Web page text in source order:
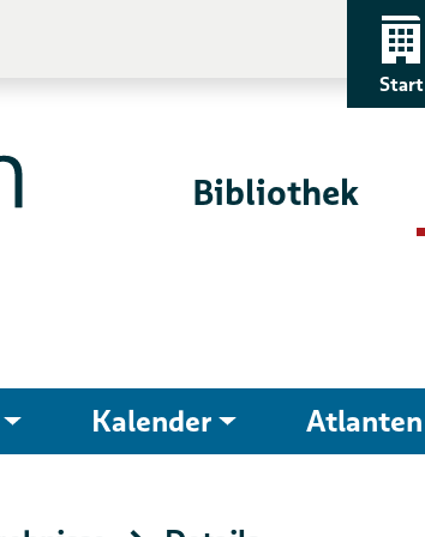
Start
Bibliothek
Kalender Atlanten